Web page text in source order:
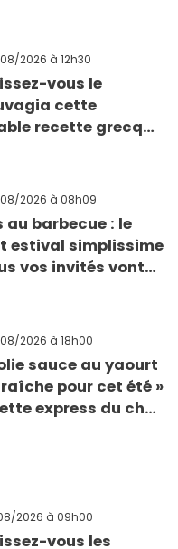
2026 à 12h30
vous le
cette
recette grecque
2026 à 08h09
au barbecue : le
estival simplissime
vos invités vont
2026 à 18h00
sauce au yaourt
pour cet été »
express du chef
2026 à 09h00
vous les